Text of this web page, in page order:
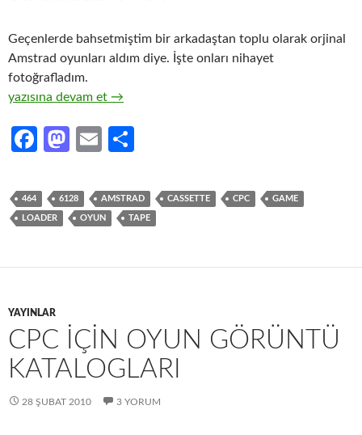
Geçenlerde bahsetmiştim bir arkadaştan toplu olarak orjinal
Amstrad oyunları aldım diye. İşte onları nihayet
fotoğrafladım.
Orjinal Amstrad Oyunlarım
yazısına devam et →
Fa
b
o
k
M
to
d
n
E
ail ar
e
464 6128 AMSTRAD CASSETTE CPC GAME
LOADER OYUN TAPE
YAYINLAR
CPC IÇIN OYUN GÖRÜNTÜ
KATALOGLARI
28 ŞUBAT 2010 3 YORUM